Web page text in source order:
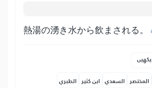
熱湯の湧き水から飲まされる。
المختصر السعدي ابن كثير الطبري